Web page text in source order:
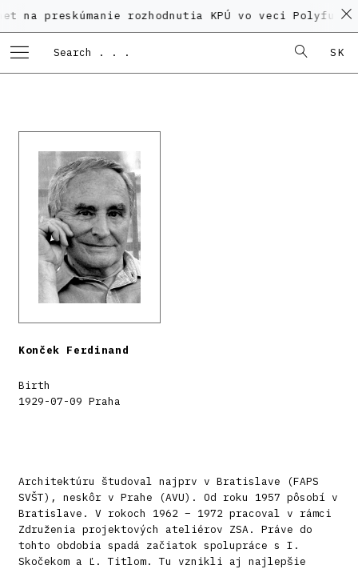
rozhodnutia KPÚ vo veci Polyfunkčného
SK
Konček Ferdinand
Birth
1929-07-09 Praha
Architektúru študoval najprv v Bratislave (FAPS
SVŠT), neskôr v Prahe (AVU). Od roku 1957 pôsobí v
Bratislave. V rokoch 1962 – 1972 pracoval v rámci
Združenia projektových ateliérov ZSA. Práve do
tohto obdobia spadá začiatok spolupráce s I.
Skočekom a Ľ. Titlom. Tu vznikli aj najlepšie